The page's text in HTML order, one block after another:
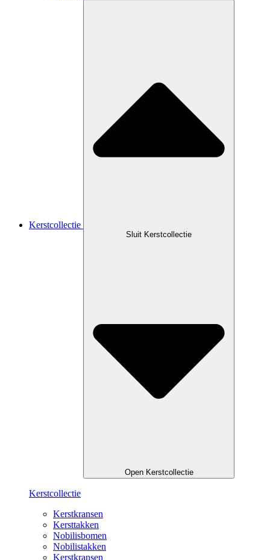
Kerstcollectie
Sluit Kerstcollectie
Open Kerstcollectie
Kerstcollectie
Kerstkransen
Kersttakken
Nobilisbomen
Nobilistakken
Kerstkransen